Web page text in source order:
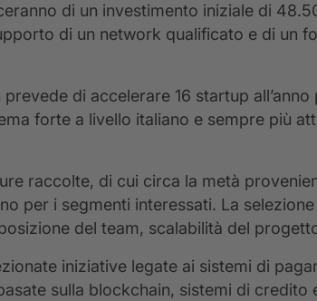
di un investimento iniziale di
di un network qualificato e di un
di accelerare 16 startup
forte a livello italiano e sempre più
raccolte, di cui circa la metà
per i segmenti interessati. La
del team, scalabilità del
iniziative legate ai sistemi di
sulla blockchain, sistemi di